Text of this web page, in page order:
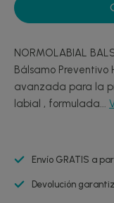
NORMOLABIAL
Bálsamo Preventivo
avanzada para la
labial , formulada...
Envío GRATIS a
Devolución